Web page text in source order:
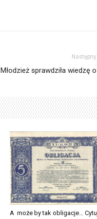
Młodzież sprawdziła wiedzę
A może by tak obligacje…